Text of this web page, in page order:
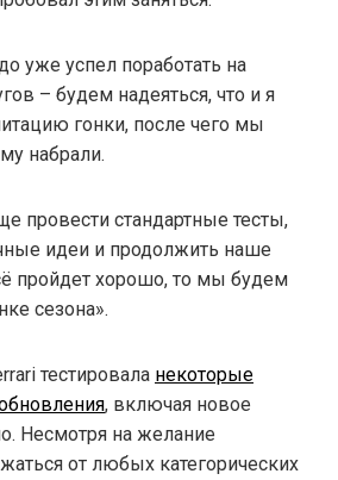
уже успел поработать на
– будем надеяться, что и я
гонки, после чего мы
набрали.
провести стандартные тесты,
идеи и продолжить наше
пройдет хорошо, то мы будем
сезона».
тестировала некоторые
, включая новое
Несмотря на желание
от любых категорических